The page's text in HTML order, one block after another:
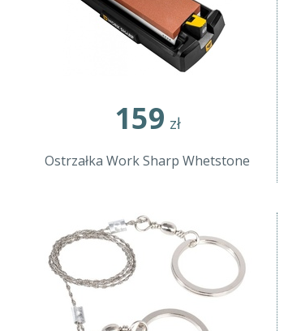
159 zł
Ostrzałka Work Sharp Whetstone